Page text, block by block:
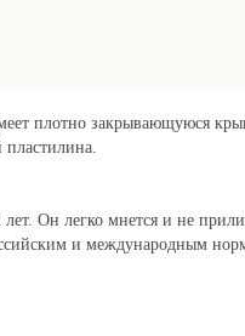
плотно закрывающуюся
пластилина.
Он легко мнется и не
и международным